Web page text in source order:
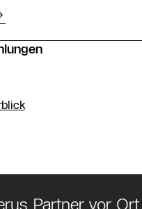
Partner vor Ort